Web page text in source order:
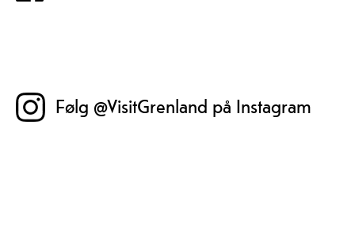
Følg @VisitGrenland på Instagram